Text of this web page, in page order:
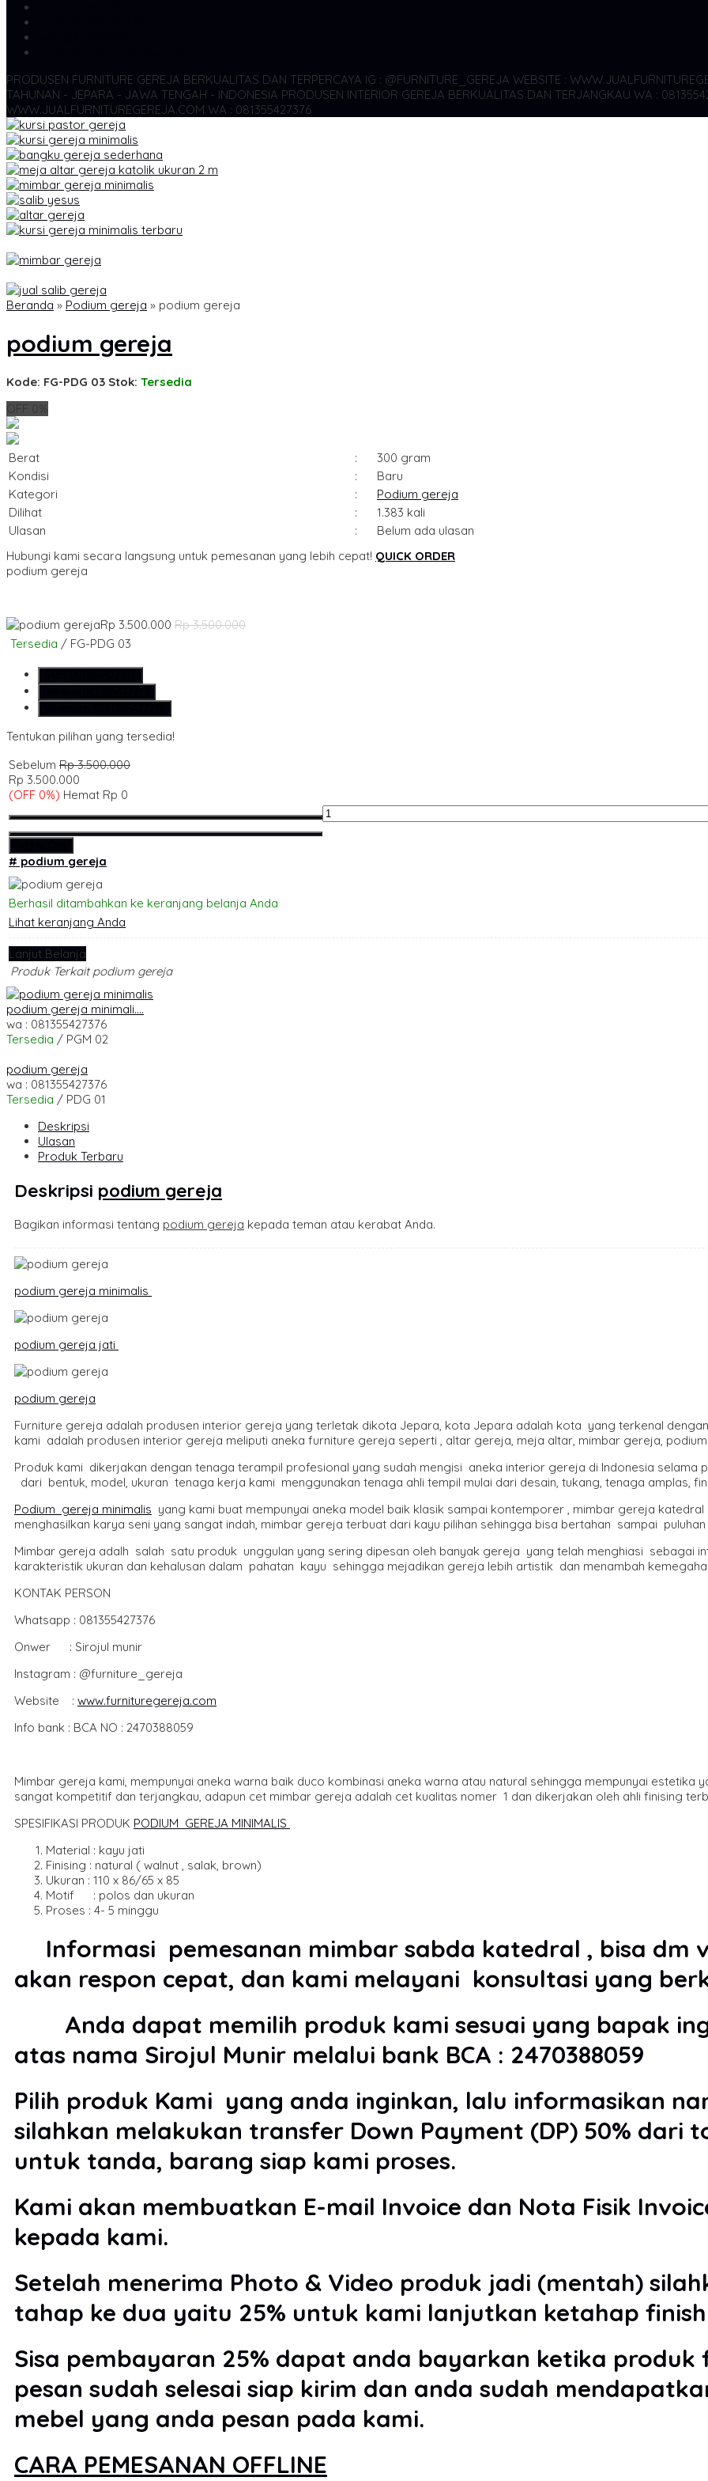
PRODUSEN FURNITURE GEREJA BERKUALITAS DAN TERPERCAYA IG : @FURNITURE_GEREJA WEBSITE :
TAHUNAN - JEPARA - JAWA TENGAH - INDONESIA PRODUSEN INTERIOR GEREJA BERKUALITAS DAN TERJANGKAU WA :
WWW.JUALFURNITUREGEREJA.COM WA : 081355427376
Beranda » Podium gereja » podium gereja
podium gereja
Kode: FG-PDG 03 Stok: Tersedia
OFF 0%
Berat :
300 gram
Kondisi
:
Baru
Kategori
:
Podium gereja
Dilihat
:
1.383 kali
Ulasan
:
Belum ada ulasan
Hubungi kami secara langsung untuk pemesanan yang lebih cepat! QUICK ORDER
podium gereja
Rp 3.500.000 Rp 3.500.000
Tersedia / FG-PDG 03
Tentukan pilihan yang tersedia!
Sebelum Rp 3.500.000
Rp 3.500.000
(OFF 0%) Hemat Rp 0
# podium gereja
Berhasil ditambahkan ke keranjang belanja Anda
Lihat keranjang Anda
Lanjut Belanja
Produk Terkait podium gereja
podium gereja minimali....
wa : 081355427376
Tersedia / PGM 02
podium gereja
wa : 081355427376
Tersedia / PDG 01
Deskripsi
Ulasan
Produk Terbaru
Deskripsi podium gereja
Bagikan informasi tentang podium gereja kepada teman atau kerabat Anda.
podium gereja minimalis
podium gereja jati
podium gereja
Furniture gereja adalah produsen interior gereja yang terletak dikota Jepara, kota Jepara adalah kota yang terkenal
kami adalah produsen interior gereja meliputi aneka furniture gereja seperti , altar gereja, meja altar, mimbar gereja,
Produk kami dikerjakan dengan tenaga terampil profesional yang sudah mengisi aneka interior gereja di Indonesia selama
dari bentuk, model, ukuran tenaga kerja kami menggunakan tenaga ahli tempil mulai dari desain, tukang, tenaga amplas,
Podium gereja minimalis yang kami buat mempunyai aneka model baik klasik sampai kontemporer , mimbar gereja
menghasilkan karya seni yang sangat indah, mimbar gereja terbuat dari kayu pilihan sehingga bisa bertahan sampai puluhan
Mimbar gereja adalh salah satu produk unggulan yang sering dipesan oleh banyak gereja yang telah menghiasi sebagai
karakteristik ukuran dan kehalusan dalam pahatan kayu sehingga mejadikan gereja lebih artistik dan menambah
KONTAK PERSON
Whatsapp : 081355427376
Onwer : Sirojul munir
Instagram : @furniture_gereja
Website : www.furnituregereja.com
Info bank : BCA NO : 2470388059
Mimbar gereja kami, mempunyai aneka warna baik duco kombinasi aneka warna atau natural sehingga mempunyai
sangat kompetitif dan terjangkau, adapun cet mimbar gereja adalah cet kualitas nomer 1 dan dikerjakan oleh ahli finising
SPESIFIKASI PRODUK PODIUM GEREJA MINIMALIS
Material : kayu jati
Finising : natural ( walnut , salak, brown)
Ukuran : 110 x 86/65 x 85
Motif : polos dan ukuran
Proses : 4- 5 minggu
Informasi pemesanan mimbar sabda katedral , bisa dm
akan respon cepat, dan kami melayani konsultasi yang
Anda dapat memilih produk kami sesuai yang bapak
atas nama Sirojul Munir melalui bank BCA : 2470388059
Pilih produk Kami yang anda inginkan, lalu informasikan
silahkan melakukan transfer Down Payment (DP) 50% dari
untuk tanda, barang siap kami proses.
Kami akan membuatkan E-mail Invoice dan Nota Fisik
kepada kami.
Setelah menerima Photo & Video produk jadi (mentah)
tahap ke dua yaitu 25% untuk kami lanjutkan ketahap
Sisa pembayaran 25% dapat anda bayarkan ketika
pesan sudah selesai siap kirim dan anda sudah
mebel yang anda pesan pada kami.
CARA PEMESANAN OFFLINE